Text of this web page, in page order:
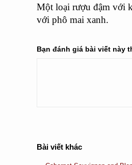
Một loại rượu đậm với
với phô mai xanh.
Bạn đánh giá bài viết này
Bài viết khác